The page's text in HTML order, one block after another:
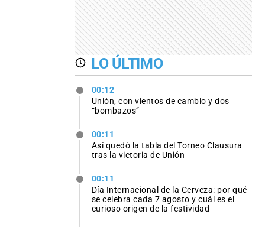
LO ÚLTIMO
00:12
Unión, con vientos de cambio y dos
“bombazos”
00:11
Así quedó la tabla del Torneo Clausura
tras la victoria de Unión
00:11
Día Internacional de la Cerveza: por qué
se celebra cada 7 agosto y cuál es el
curioso origen de la festividad